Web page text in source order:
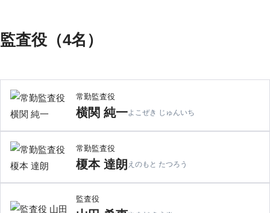
監査役（4名）
常勤監査役
横関 純一よこぜき じゅんいち
常勤監査役
榎本 達朗 えのもと たつろう
監査役